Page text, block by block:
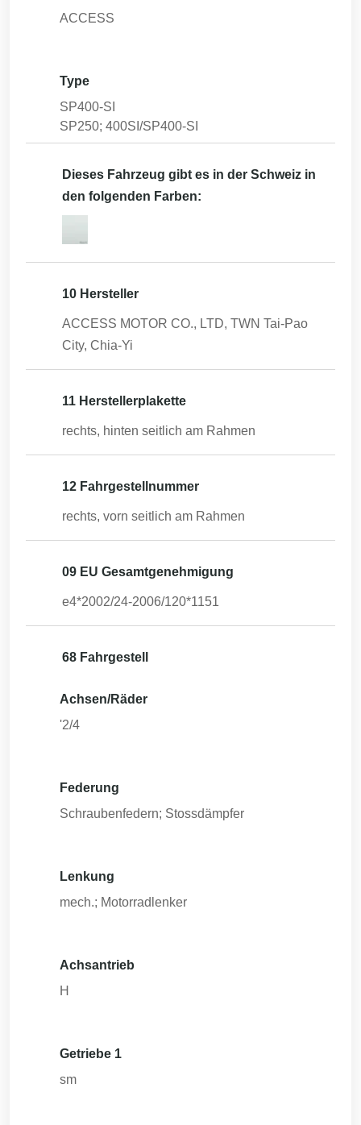
ACCESS
Type
SP400-SI
SP250; 400SI/SP400-SI
Dieses Fahrzeug gibt es in der Schweiz in
den folgenden Farben:
10 Hersteller
ACCESS MOTOR CO., LTD, TWN Tai-Pao
City, Chia-Yi
11 Herstellerplakette
rechts, hinten seitlich am Rahmen
12 Fahrgestellnummer
rechts, vorn seitlich am Rahmen
09 EU Gesamtgenehmigung
e4*2002/24-2006/120*1151
68 Fahrgestell
Achsen/Räder
'2/4
Federung
Schraubenfedern; Stossdämpfer
Lenkung
mech.; Motorradlenker
Achsantrieb
H
Getriebe 1
sm